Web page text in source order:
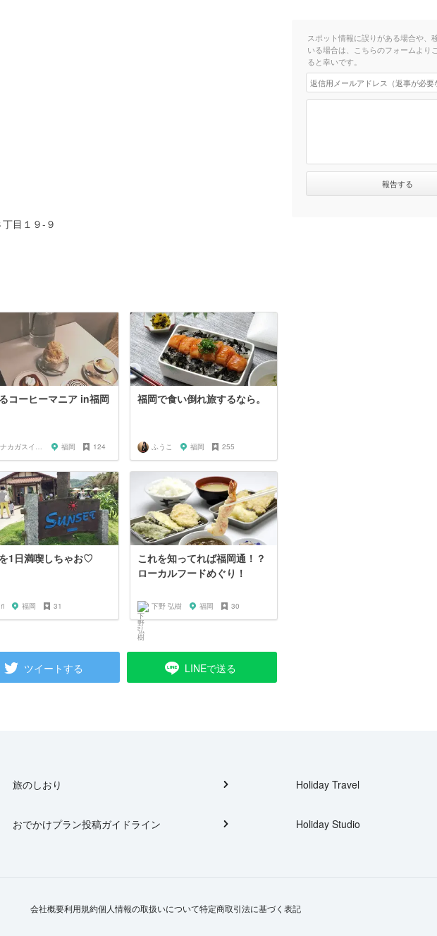
目１９-９
コーヒーマニア in福岡
オナカガスイタラナニタベヨ 福岡 124
福岡で食い倒れ旅するなら。
ふうこ 福岡 255
1日満喫しちゃお♡
福岡 31
これを知ってれば福岡通！？
ローカルフードめぐり！
下野 弘樹 福岡 30
ツイートする LINEで送る
スポット情報に誤りがある場合や、
いる場合は、こちらのフォームより
ると幸いです。
旅のしおり
おでかけプラン投稿ガイドライン
Holiday Travel
Holiday Studio
会社概要利用規約個人情報の取扱いについて特定商取引法に基づく表記